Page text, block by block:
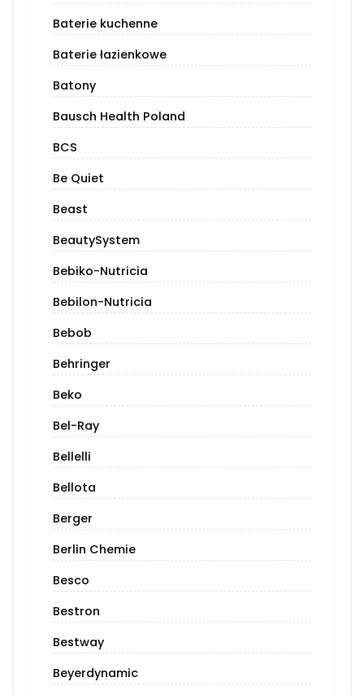
Baterie kuchenne
Baterie łazienkowe
Batony
Bausch Health Poland
BCS
Be Quiet
Beast
BeautySystem
Bebiko-Nutricia
Bebilon-Nutricia
Bebob
Behringer
Beko
Bel-Ray
Bellelli
Bellota
Berger
Berlin Chemie
Besco
Bestron
Bestway
Beyerdynamic